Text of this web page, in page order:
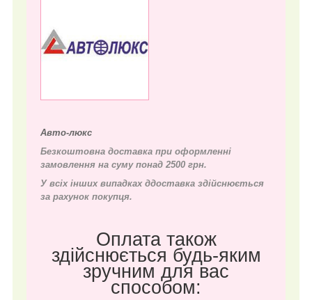
Авто-люкс
Безкоштовна доставка при оформленні
замовлення на суму понад 2500 грн.
У всіх інших випадках ддоставка здійснюється
за рахунок покупця.
Оплата також
здійснюється будь-яким
зручним для вас
способом: